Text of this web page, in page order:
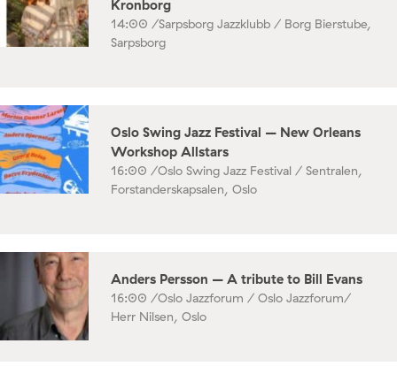
Kronborg
14:00 /Sarpsborg Jazzklubb / Borg Bierstube,
Sarpsborg
Oslo Swing Jazz Festival – New Orleans
Workshop Allstars
16:00 /Oslo Swing Jazz Festival / Sentralen,
Forstanderskapsalen, Oslo
Anders Persson – A tribute to Bill Evans
16:00 /Oslo Jazzforum / Oslo Jazzforum/
Herr Nilsen, Oslo